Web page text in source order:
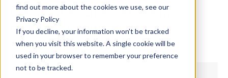
find out more about the cookies we use, see our
Privacy Policy
If you decline, your information won’t be tracked
when you visit this website. A single cookie will be
used in your browser to remember your preference
not to be tracked.
Los ataques cibernéticos más
comunes y cómo evitarlos